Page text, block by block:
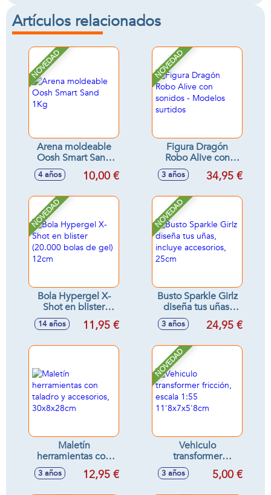
Artículos relacionados
NOVEDAD
Arena moldeable
Oosh Smart Sand
1Kg
4 años 10,00 €
NOVEDAD
Figura Dragón
Robo Alive con
sonidos - Modelos
surtidos
3 años 34,95 €
NOVEDAD
Bola Hypergel X-
Shot en blister
(20.000 bolas de
gel) 12cm
14 años 11,95 €
NOVEDAD
Busto Sparkle Girlz
diseña tus uñas,
incluye accesorios,
25cm
3 años 24,95 €
Maletín
herramientas con
taladro y
accesorios,
3 años 12,95 €
NOVEDAD
Vehiculo
transformer
fricción, escala 1:55
11'8x7x5'8cm
3 años 5,00 €